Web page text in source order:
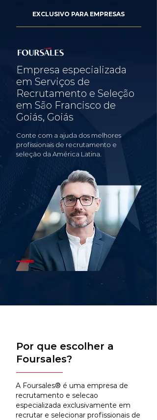
EXCLUSIVO PARA EMPRESAS
Empresa especializada
em Serviços de
Recrutamento e Seleção
em São Francisco de
Goiás, Goiás
Conte com a ajuda dos melhores
profissionais de recrutamento e
seleção da América Latina.
Por que escolher a
Foursales?
A Foursales® é uma empresa de
recrutamento e selecao
especializada exclusivamente em
recrutar e selecionar profissionais de